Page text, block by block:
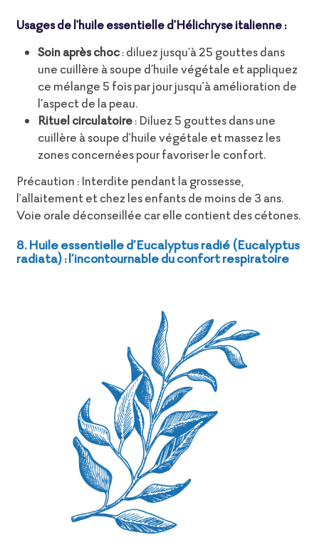
Usages de l'huile essentielle d'Hélichryse italienne :
Soin après choc: diluez jusqu’à 25 gouttes dans
une cuillère à soupe d’huile végétale et appliquez
ce mélange 5 fois par jour jusqu'à amélioration de
l’aspect de la peau.
Rituel circulatoire: Diluez 5 gouttes dans une
cuillère à soupe d'huile végétale et massez les
zones concernées pour favoriser le confort.
Précaution : Interdite pendant la grossesse,
l'allaitement et chez les enfants de moins de 3 ans.
Voie orale déconseillée car elle contient des cétones.
8. Huile essentielle d’Eucalyptus radié (Eucalyptus
radiata) : l’incontournable du confort respiratoire